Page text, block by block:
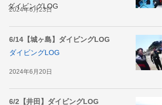
ダイビングLOG
2024年6月23日
6/14【城ヶ島】ダイビングLOG
ダイビングLOG
2024年6月20日
6/2【井田】ダイビングLOG